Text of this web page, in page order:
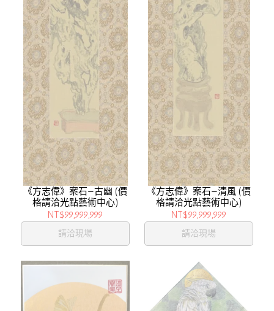
《方志偉》案石—古幽 (價
格請洽光點藝術中心)
NT$99,999,999
請洽現場
《方志偉》案石—清風 (價
格請洽光點藝術中心)
NT$99,999,999
請洽現場